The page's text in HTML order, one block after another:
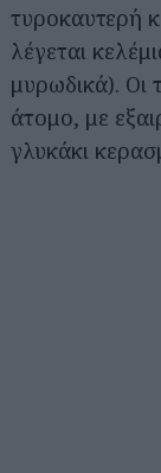
τυροκαυτερή
λέγεται
μυρωδικά). Οι
άτομο, με
γλυκάκι